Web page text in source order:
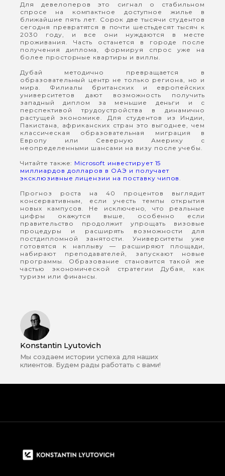
Для девелоперов это сигнал о стабильном
спросе на компактное доступное жилье в
ближайшие пять лет. Сорок две тысячи студентов
сегодня превратятся в почти шестьдесят тысяч к
2030 году, и все они нуждаются в месте
проживания. Часть останется в городе после
получения диплома, формируя спрос уже на
более просторные квартиры и виллы.
Дубай методично превращается в
образовательный центр не только региона, но и
мира. Филиалы британских и европейских
университетов дают возможность получить
западный диплом за меньшие деньги и с
перспективой трудоустройства в динамично
растущей экономике. Для студентов из Индии,
Пакистана, африканских стран это выгоднее, чем
классическая образовательная миграция в
Европу или Северную Америку с
неопределенными шансами на визу после учебы.
Читайте также: Microsoft инвестирует 15
миллиардов долларов в ОАЭ и получает
эксклюзивные лицензии на поставку чипов.
Прогноз роста на 40 процентов выглядит
консервативным, если учесть темпы открытия
новых кампусов. Не исключено, что реальные
цифры окажутся выше, особенно если
правительство продолжит упрощать визовые
процедуры и расширять возможности для
постдипломной занятости. Университеты уже
готовятся к наплыву — расширяют площади,
набирают преподавателей, запускают новые
программы. Образование становится такой же
частью экономической стратегии Дубая, как
туризм или финансы.
Konstantin Lyutovich
Мы создаем истории успеха для наших
клиентов. Будем рады работать с вами!